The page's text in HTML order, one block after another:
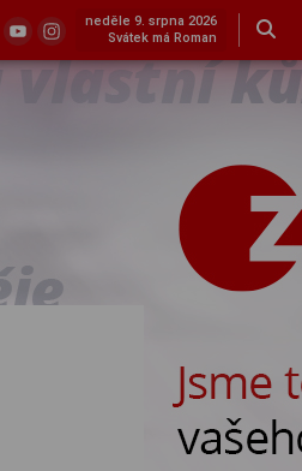
neděle 9. srpna 2026
Svátek má Roman